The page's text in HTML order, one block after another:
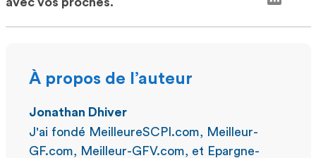
À propos de l’auteur
Jonathan Dhiver
J'ai fondé MeilleureSCPI.com, Meilleur-
GF.com, Meilleur-GFV.com, et Epargne-